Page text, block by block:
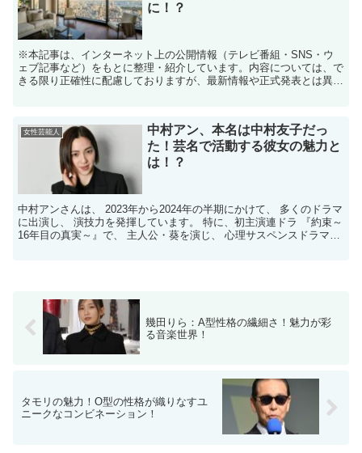
に！？
※本記事は、インターネット上の公開情報（テレビ番組・SNS・ウ
ェブ記事など）をもとに整理・紹介しています。内容については、で
きる限り正確性に配慮しておりますが、最新情報や正式発表とは異な
女性芸能人
中村アン、本名は中村友子だっ
た！芸名で活動する彼女の魅力と
は！？
中村アンさんは、 2023年から2024年の半期にかけて、 多くのドラマ
に出演し、 演技力を発揮しています。 特に、初主演連ドラ 『約束～
16年目の真実～』で、 主人公・葵を演じ、 心理サスペンスドラマの
幾田りら：A型性格の繊細さ！魅力が彩
る音楽世界！
タモリの魅力！O型の性格が織りなすユ
ニークなコンビネーション！